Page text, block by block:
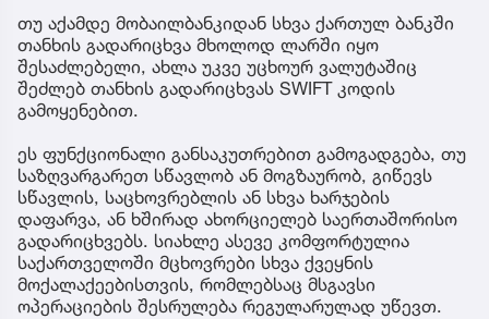
თუ აქამდე მობაილბანკიდან სხვა ქართულ ბანკში
თანხის გადარიცხვა მხოლოდ ლარში იყო
შესაძლებელი, ახლა უკვე უცხოურ ვალუტაშიც
შეძლებ თანხის გადარიცხვას SWIFT კოდის
გამოყენებით.
ეს ფუნქციონალი განსაკუთრებით გამოგადგება, თუ
საზღვარგარეთ სწავლობ ან მოგზაურობ, გიწევს
სწავლის, საცხოვრებლის ან სხვა ხარჯების
დაფარვა, ან ხშირად ახორციელებ საერთაშორისო
გადარიცხვებს. სიახლე ასევე კომფორტულია
საქართველოში მცხოვრები სხვა ქვეყნის
მოქალაქეებისთვის, რომლებსაც მსგავსი
ოპერაციების შესრულება რეგულარულად უწევთ.